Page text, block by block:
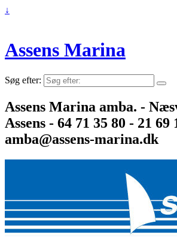
↓
Assens Marina
Søg efter:
Assens Marina amba. -
Assens - 64 71 35 80 - 21 69
amba@assens-marina.dk